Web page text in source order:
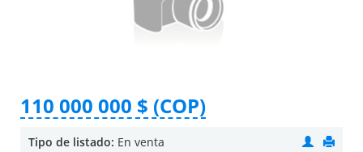
110 000 000 $ (COP)
Tipo de listado: En venta